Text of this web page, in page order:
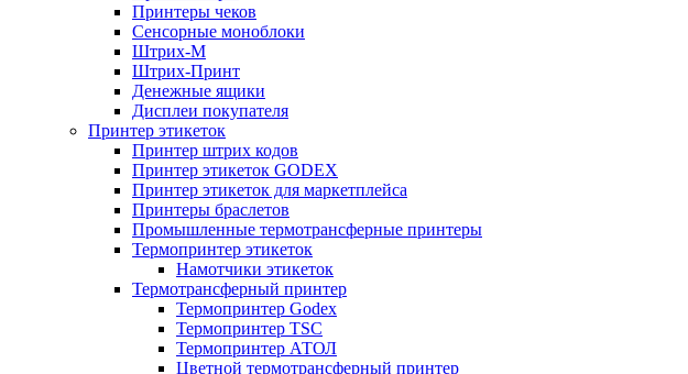
Принтеры чеков
Сенсорные моноблоки
Штрих-М
Штрих-Принт
Денежные ящики
Дисплеи покупателя
Принтер этикеток
Принтер штрих кодов
Принтер этикеток GODEX
Принтер этикеток для маркетплейса
Принтеры браслетов
Промышленные термотрансферные принтеры
Термопринтер этикеток
Намотчики этикеток
Термотрансферный принтер
Термопринтер Godex
Термопринтер TSC
Термопринтер АТОЛ
Цветной термотрансферный принтер